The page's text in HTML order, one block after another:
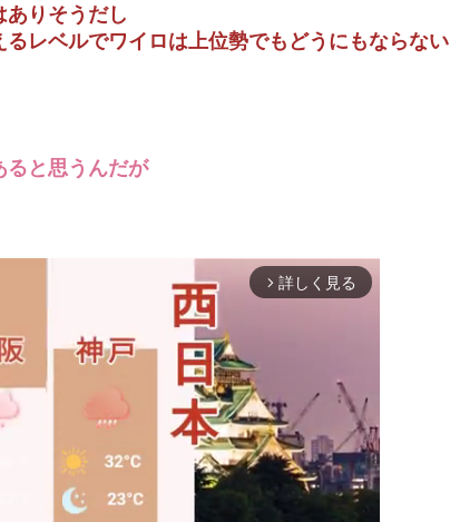
りそうだし
レベルでワイロは上位勢でもどうにもならない
ると思うんだが
arrow_forward_ios 詳しく見る